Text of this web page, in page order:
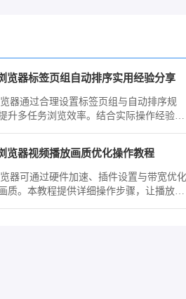
览器标签页组自动排序实用经验分享
览器通过合理设置标签页组与自动排序规
升多任务浏览效率。结合实际操作经验，
览器视频播放画质优化操作教程
览器可通过硬件加速、插件设置与带宽优化
质。本教程提供详细操作步骤，让播放更